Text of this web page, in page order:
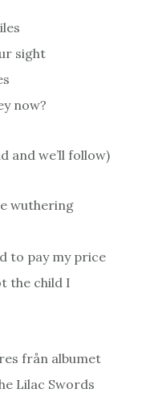
sight
now?
and we’ll follow)
wuthering
to pay my price
the child I
från albumet
Lilac Swords